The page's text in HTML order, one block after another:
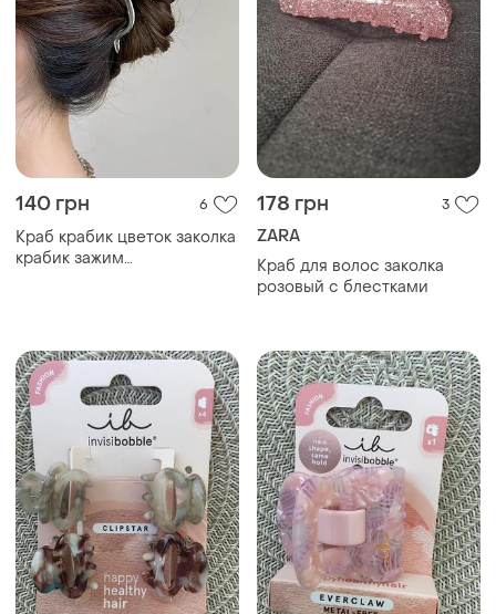
140 грн 6
Краб крабик цветок заколка
крабик зажим
178 грн 3
ZARA
Краб для волос заколка
розовый с блестками